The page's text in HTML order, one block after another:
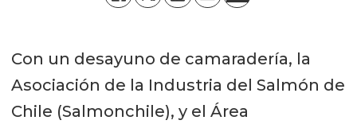
Con un desayuno de camaradería, la
Asociación de la Industria del Salmón de
Chile (Salmonchile), y el Área